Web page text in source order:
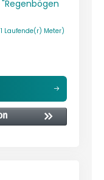
"Regenbögen
Laufende(r) Meter)